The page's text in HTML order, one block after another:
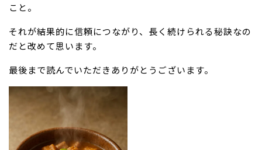
こと。
それが結果的に信頼につながり、長く続けられる秘訣なの
だと改めて思います。
最後まで読んでいただきありがとうございます。